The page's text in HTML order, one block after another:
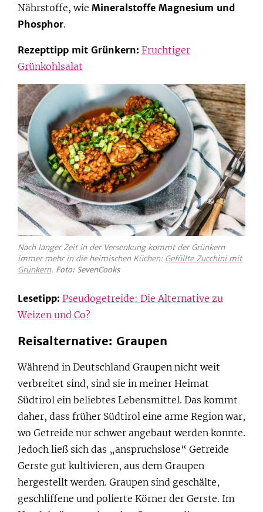
Nährstoffe, wie Mineralstoffe Magnesium und
Phosphor.
Rezepttipp mit Grünkern: Fruchtiger
Grünkohlsalat
Nach langer Zeit in der Versenkung kommt der Grünkern
immer mehr in die heimischen Küchen: Gefüllte Zucchini mit
Grünkern. Foto: SevenCooks
Lesetipp: Pseudogetreide: Die Alternative zu
Weizen und Co?
Reisalternative: Graupen
Während in Deutschland Graupen nicht weit
verbreitet sind, sind sie in meiner Heimat
Südtirol ein beliebtes Lebensmittel. Das kommt
daher, dass früher Südtirol eine arme Region war,
wo Getreide nur schwer angebaut werden konnte.
Jedoch ließ sich das „anspruchslose“ Getreide
Gerste gut kultivieren, aus dem Graupen
hergestellt werden. Graupen sind geschälte,
geschliffene und polierte Körner der Gerste. Im